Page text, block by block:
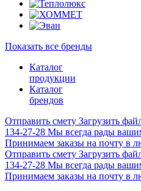
Показать все бренды
Каталог
продукции
Каталог
брендов
Отправить смету Загрузить
134-27-28 Мы всегда рады
Принимаем заказы на почту в
Отправить смету Загрузить
134-27-28 Мы всегда рады
Принимаем заказы на почту в